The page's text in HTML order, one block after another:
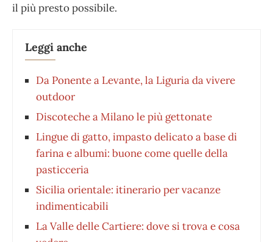
il più presto possibile.
Leggi anche
Da Ponente a Levante, la Liguria da vivere
outdoor
Discoteche a Milano le più gettonate
Lingue di gatto, impasto delicato a base di
farina e albumi: buone come quelle della
pasticceria
Sicilia orientale: itinerario per vacanze
indimenticabili
La Valle delle Cartiere: dove si trova e cosa